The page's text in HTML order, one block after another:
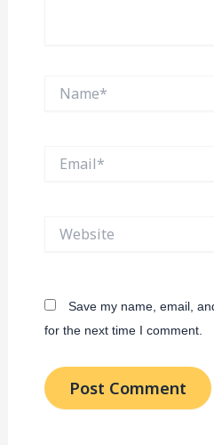
Save my name, email,
for the next time I comment.